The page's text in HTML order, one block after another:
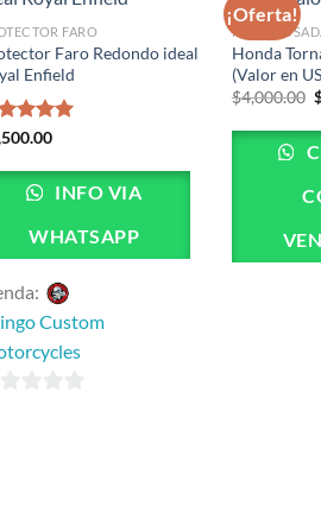
FARO
Faro Redondo ideal
Enfield
5
INFO VIA
WHATSAPP
Custom
¡Oferta!
MOTOS
Honda
(Valor en
$4,000.00